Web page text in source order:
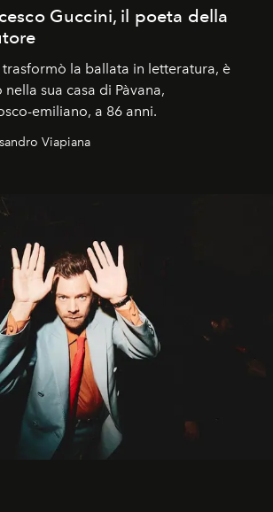
Guccini, il poeta della
la ballata in letteratura, è
sua casa di Pàvana,
emiliano, a 86 anni.
Viapiana